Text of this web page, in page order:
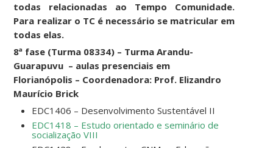
todas relacionadas ao Tempo Comunidade.
Para realizar o TC é necessário se matricular em
todas elas.
8ª fase (Turma 08334) – Turma Arandu-
Guarapuvu – aulas presenciais em
Florianópolis – Coordenadora: Prof. Elizandro
Maurício Brick
EDC1406 – Desenvolvimento Sustentável II
EDC1418 – Estudo orientado e seminário de
socialização VIII